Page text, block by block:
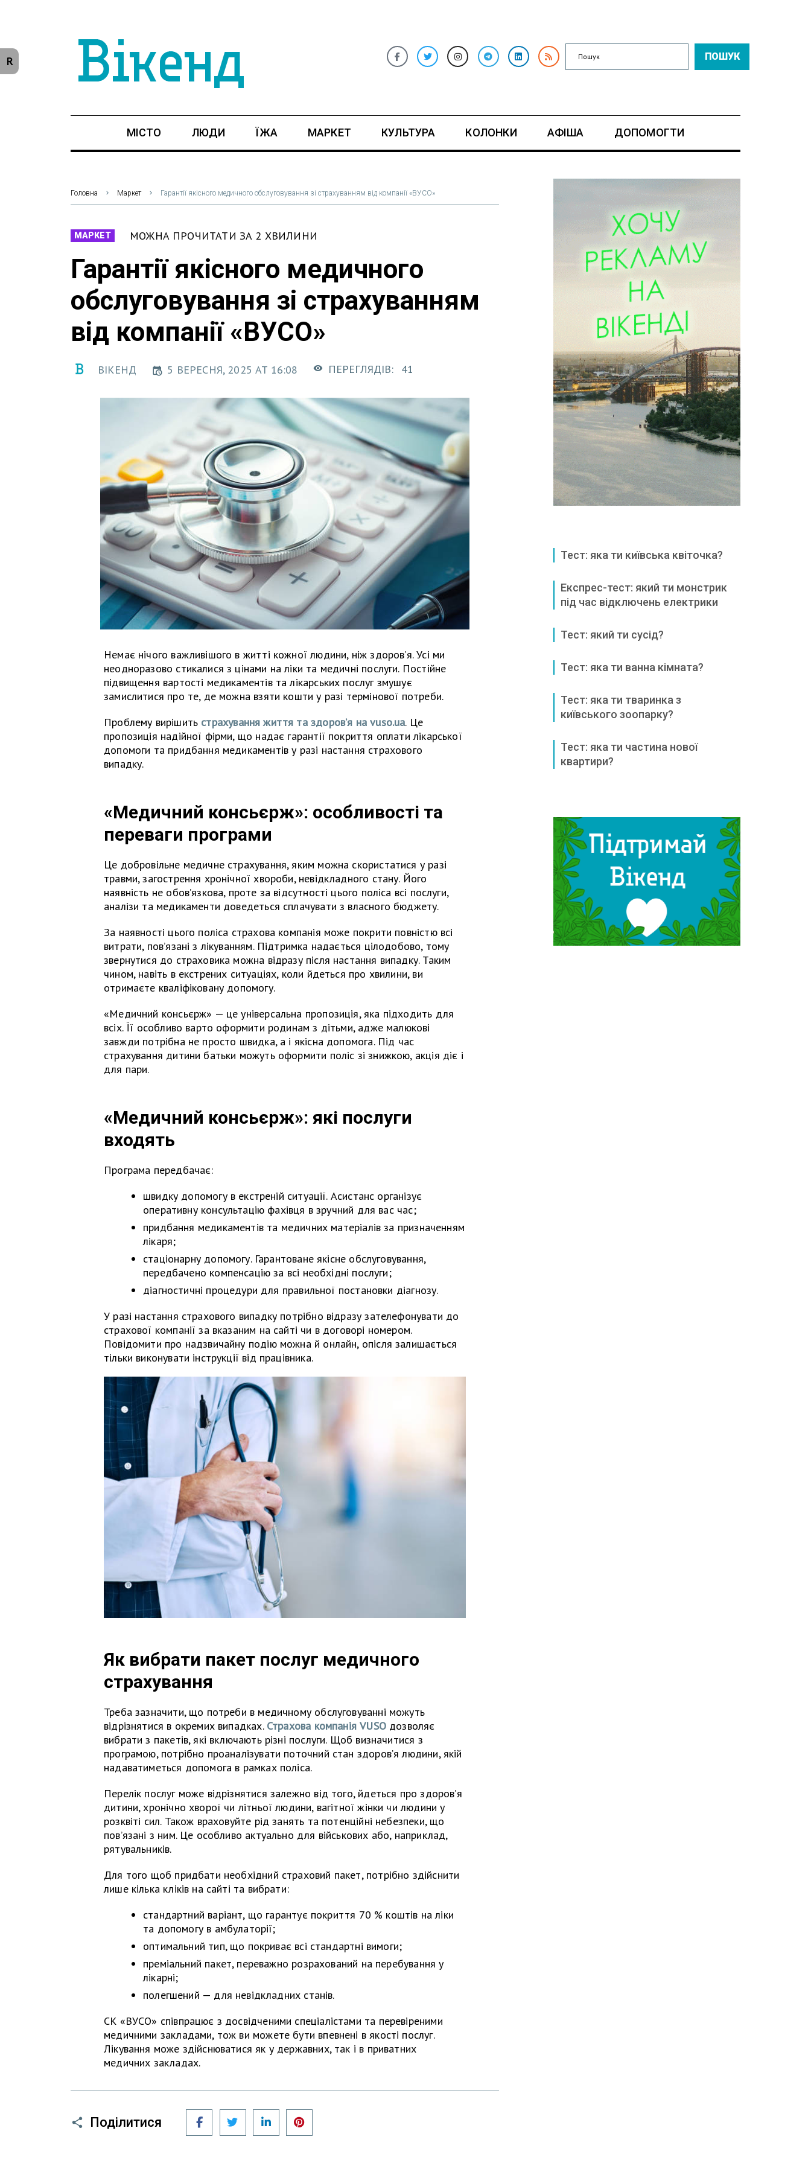
ПОШУК
МІСТО ЛЮДИ ЇЖА МАРКЕТ КУЛЬТУРА КОЛОНКИ АФІША ДОПОМОГТИ
Головна Маркет Гарантії якісного медичного обслуговування зі страхуванням від компанії «ВУСО»
МАРКЕТ МОЖНА ПРОЧИТАТИ ЗА 2 ХВИЛИНИ
Гарантії якісного медичного
обслуговування зі страхуванням
від компанії «ВУСО»
ВІКЕНД 5 ВЕРЕСНЯ, 2025 AT 16:08 ПЕРЕГЛЯДІВ: 41
Немає нічого важливішого в житті кожної людини, ніж здоров’я. Усі ми
неодноразово стикалися з цінами на ліки та медичні послуги. Постійне
підвищення вартості медикаментів та лікарських послуг змушує
замислитися про те, де можна взяти кошти у разі термінової потреби.
Проблему вирішить страхування життя та здоров’я на vuso.ua. Це
пропозиція надійної фірми, що надає гарантії покриття оплати лікарської
допомоги та придбання медикаментів у разі настання страхового
випадку.
«Медичний консьєрж»: особливості та
переваги програми
Це добровільне медичне страхування, яким можна скористатися у разі
травми, загострення хронічної хвороби, невідкладного стану. Його
наявність не обовʼязкова, проте за відсутності цього поліса всі послуги,
аналізи та медикаменти доведеться сплачувати з власного бюджету.
За наявності цього поліса страхова компанія може покрити повністю всі
витрати, повʼязані з лікуванням. Підтримка надається цілодобово, тому
звернутися до страховика можна відразу після настання випадку. Таким
чином, навіть в екстрених ситуаціях, коли йдеться про хвилини, ви
отримаєте кваліфіковану допомогу.
«Медичний консьєрж» — це універсальна пропозиція, яка підходить для
всіх. Її особливо варто оформити родинам з дітьми, адже малюкові
завжди потрібна не просто швидка, а і якісна допомога. Під час
страхування дитини батьки можуть оформити поліс зі знижкою, акція діє і
для пари.
«Медичний консьєрж»: які послуги
входять
Програма передбачає:
швидку допомогу в екстреній ситуації. Асистанс організує
оперативну консультацію фахівця в зручний для вас час;
придбання медикаментів та медичних матеріалів за призначенням
лікаря;
стаціонарну допомогу. Гарантоване якісне обслуговування,
передбачено компенсацію за всі необхідні послуги;
діагностичні процедури для правильної постановки діагнозу.
У разі настання страхового випадку потрібно відразу зателефонувати до
страхової компанії за вказаним на сайті чи в договорі номером.
Повідомити про надзвичайну подію можна й онлайн, опісля залишається
тільки виконувати інструкції від працівника.
Як вибрати пакет послуг медичного
страхування
Треба зазначити, що потреби в медичному обслуговуванні можуть
відрізнятися в окремих випадках. Страхова компанія VUSOдозволяє
вибрати з пакетів, які включають різні послуги. Щоб визначитися з
програмою, потрібно проаналізувати поточний стан здоров’я людини, якій
надаватиметься допомога в рамках поліса.
Перелік послуг може відрізнятися залежно від того, йдеться про здоров’я
дитини, хронічно хворої чи літньої людини, вагітної жінки чи людини у
розквіті сил. Також враховуйте рід занять та потенційні небезпеки, що
повʼязані з ним. Це особливо актуально для військових або, наприклад,
рятувальників.
Для того щоб придбати необхідний страховий пакет, потрібно здійснити
лише кілька кліків на сайті та вибрати:
стандартний варіант, що гарантує покриття 70 % коштів на ліки
та допомогу в амбулаторії;
оптимальний тип, що покриває всі стандартні вимоги;
преміальний пакет, переважно розрахований на перебування у
лікарні;
полегшений — для невідкладних станів.
СК «ВУСО» співпрацює з досвідченими спеціалістами та перевіреними
медичними закладами, тож ви можете бути впевнені в якості послуг.
Лікування може здійснюватися як у державних, так і в приватних
медичних закладах.
Поділитися
Facebook Twitter LinkedIn
Тест: яка ти київська квіточка?
Експрес-тест: який ти монстрик
під час відключень електрики
Тест: який ти сусід?
Тест: яка ти ванна кімната?
Тест: яка ти тваринка з
київського зоопарку?
Тест: яка ти частина нової
квартири?
R